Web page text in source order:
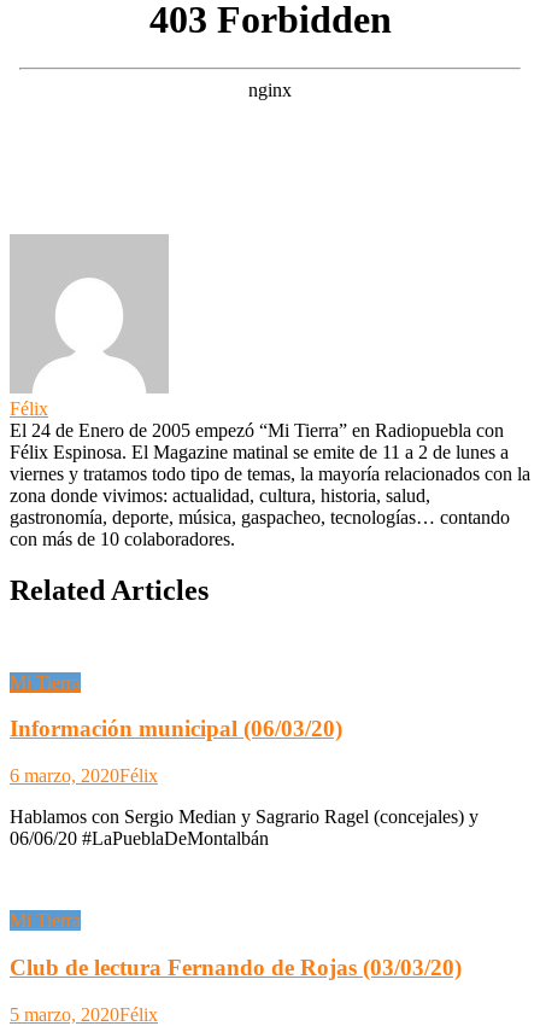
Félix
El 24 de Enero de 2005 empezó “Mi Tierra” en Radiopuebla con
Félix Espinosa. El Magazine matinal se emite de 11 a 2 de lunes a
viernes y tratamos todo tipo de temas, la mayoría relacionados con la
zona donde vivimos: actualidad, cultura, historia, salud,
gastronomía, deporte, música, gaspacheo, tecnologías… contando
con más de 10 colaboradores.
Related Articles
Mi Tierra
Información municipal (06/03/20)
6 marzo, 2020Félix
Hablamos con Sergio Median y Sagrario Ragel (concejales) y
06/06/20 #LaPueblaDeMontalbán
Mi Tierra
Club de lectura Fernando de Rojas (03/03/20)
5 marzo, 2020Félix